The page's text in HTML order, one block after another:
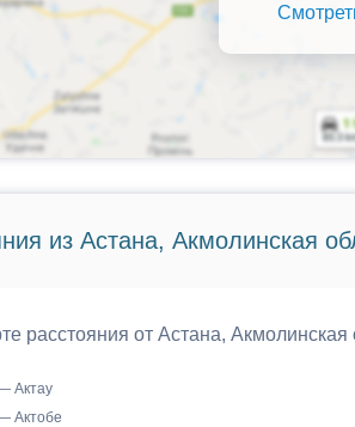
из Астана, Акмолинская
расстояния от Астана,
Актау
Актобе